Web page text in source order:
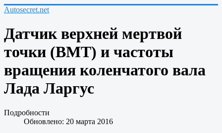
Autosecret.net
Датчик верхней мертвой
точки (ВМТ) и частоты
вращения коленчатого вала
Лада Ларгус
Подробности
Обновлено: 20 марта 2016